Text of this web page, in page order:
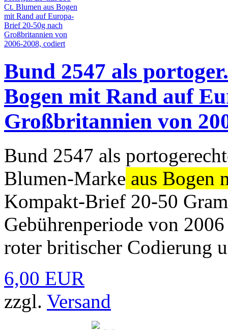
Bund 2547 als
Bogen mit Rand auf
Großbritannien von
Bund 2547 als
Blumen-Marke aus Bogen
Kompakt-Brief 20-50
Gebührenperiode von
roter britischer Codierung
6,00 EUR
zzgl. Versand